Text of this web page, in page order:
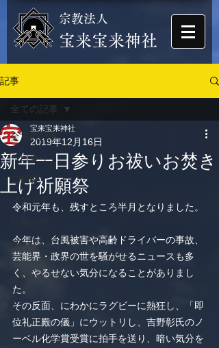
宗教法人
​宝来宝来神社
記事
全ての記事
一日参り
ご祈願
メディア
コンテンツ
全ての記事
新年一日参りお祓いお焚き
上げ祈願祭
宝来宝来神社
2019年12月16日
令和元年も、残すところ半月となりました。
今年は、台風被害や高齢ドライバーの事故、
芸能界・政界の世を騒がせるニュースも多
く、やるせない気分になることがありまし
た。
その反面、にわかにラグビーに熱狂し、「即
位礼正殿の儀」にウットリし、吉野彰氏のノ
ーベル化学賞受賞に拍手を送り、暗い気分を